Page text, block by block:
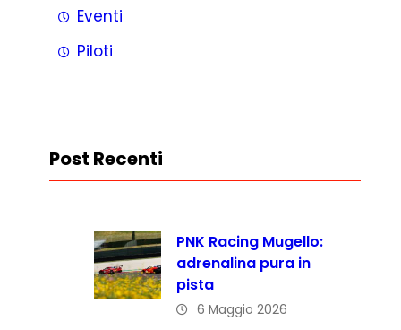
Eventi
Piloti
Post Recenti
PNK Racing Mugello:
adrenalina pura in
pista
6 Maggio 2026